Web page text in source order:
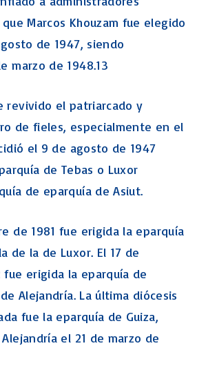
Marcos Khouzam fue elegido
de 1947, siendo
marzo de 1948.13
revivido el patriarcado y
de fieles, especialmente en el
el 9 de agosto de 1947
de Tebas o Luxor
de eparquía de Asiut.
de 1981 fue erigida la eparquía
de la de Luxor. El 17 de
fue erigida la eparquía de
Alejandría. La última diócesis
fue la eparquía de Guiza,
el 21 de marzo de